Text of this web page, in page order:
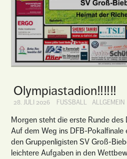
Olympiastadion‼️‼️‼️
28. JULI 2026 FUSSBALL ALLGEMEIN
Morgen steht die erste Runde des
Auf dem Weg ins DFB-
den Gruppenligisten SV Groß-
leichtere Aufgaben in den